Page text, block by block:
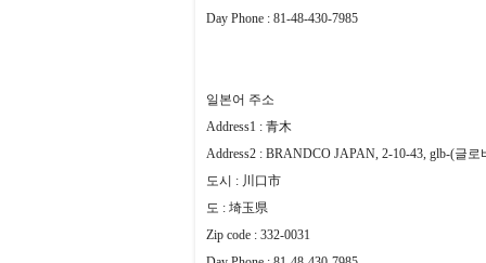
Day Phone : 81-48-430-7985
일본어 주소
Address1 : 青木
Address2 : BRANDCO JAPAN, 2-10-43, glb-(글
도시 : 川口市
도 : 埼玉県
Zip code : 332-0031